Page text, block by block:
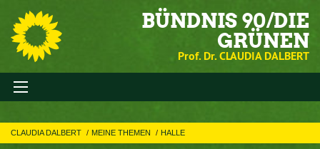
BÜNDNIS 90/DIE
GRÜNEN
Prof. Dr. CLAUDIA DALBERT
CLAUDIA DALBERT MEINE THEMEN HALLE